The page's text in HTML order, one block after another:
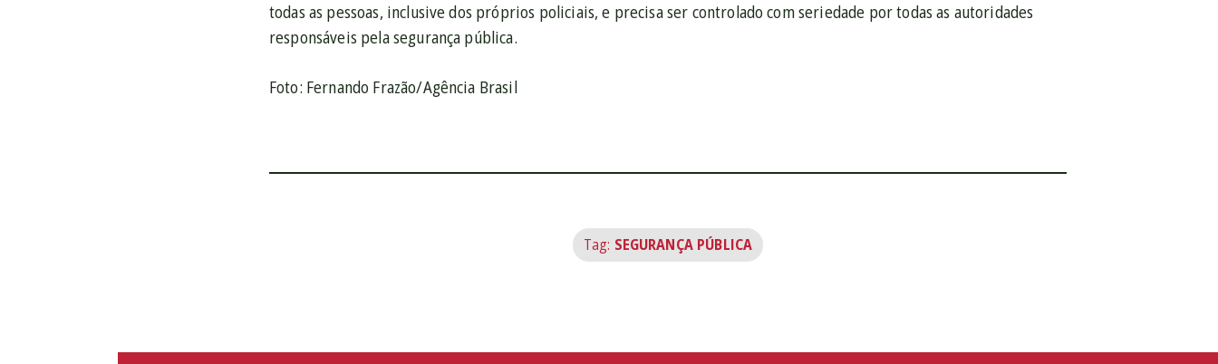
todas as pessoas, inclusive dos próprios policiais, e precisa ser controlado com seriedade por todas as autoridades
responsáveis pela segurança pública.
Foto: Fernando Frazão/Agência Brasil
Tag: SEGURANÇA PÚBLICA